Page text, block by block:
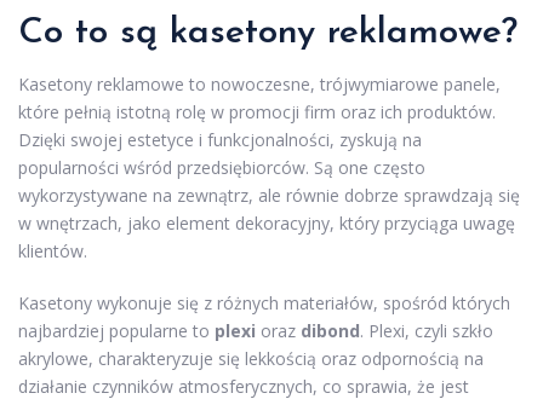
Co to są kasetony reklamowe?
Kasetony reklamowe to nowoczesne, trójwymiarowe panele,
które pełnią istotną rolę w promocji firm oraz ich produktów.
Dzięki swojej estetyce i funkcjonalności, zyskują na
popularności wśród przedsiębiorców. Są one często
wykorzystywane na zewnątrz, ale równie dobrze sprawdzają się
w wnętrzach, jako element dekoracyjny, który przyciąga uwagę
klientów.
Kasetony wykonuje się z różnych materiałów, spośród których
najbardziej popularne to plexi oraz dibond. Plexi, czyli szkło
akrylowe, charakteryzuje się lekkością oraz odpornością na
działanie czynników atmosferycznych, co sprawia, że jest